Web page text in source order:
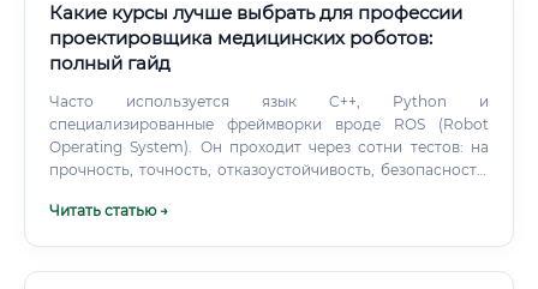
Какие курсы лучше выбрать для профессии
проектировщика медицинских роботов:
полный гайд
Часто используется язык C++, Python и
специализированные фреймворки вроде ROS (Robot
Operating System). Он проходит через сотни тестов: на
прочность, точность, отказоустойчивость, безопасность.
потом, после множества итераций и улучшений,
Читать статью →